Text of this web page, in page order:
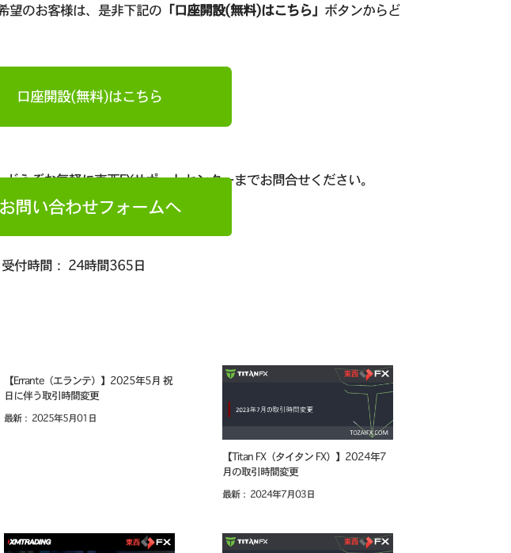
望のお客様は、是非下記の 「口座開設(無料)はこちら」 ボタンからど
口座開設(無料)はこちら
うぞお気軽に東西FXサポートセンターまでお問合せください。
お問い合わせフォームへ
付時間： 24時間365日
【Errante（エランテ）】2025年5月 祝
日に伴う取引時間変更
最新： 2025年5月01日
【Titan FX（タイタン FX）】2024年7
月の取引時間変更
最新： 2024年7月03日